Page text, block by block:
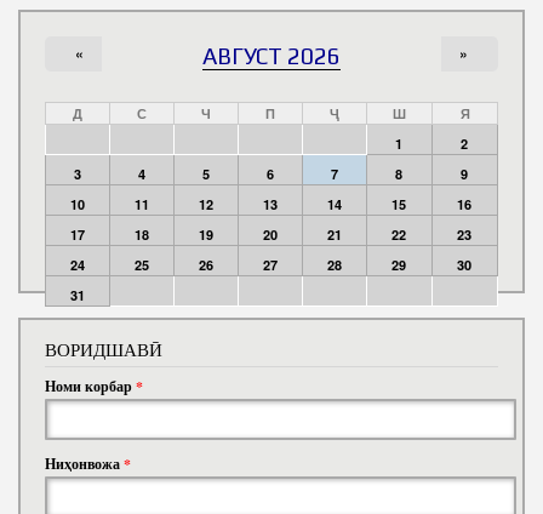
АВГУСТ 2026
« »
Д С Ч П Ҷ Ш
Я
1
2
3
4 5 6 7 8
9
10
11 12 13 14 15
16
17
18 19 20 21 22
23
24
25 26 27 28 29
30
31
ВОРИДШАВӢ
Номи корбар*
Ниҳонвожа*